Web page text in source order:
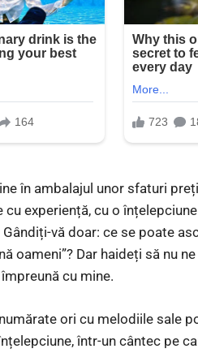
în ambalajul unor sfaturi
experiență, cu o
vă doar: ce se poate
oameni”? Dar haideți să nu
cu mine.
ori cu melodiile sale
într-un cântec pe